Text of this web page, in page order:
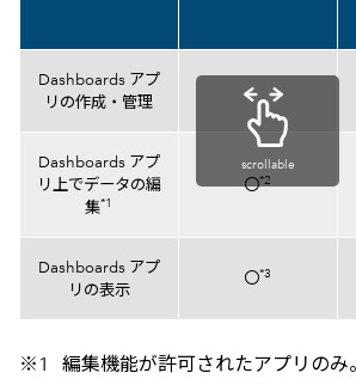
機能比較表
Dashboards アプ
リの作成・管理
Dashboards アプ
リ上でデータの編
集*1
〇*2
Dashboards アプ
リの表示
〇*3
scrollable
編集機能が許可されたアプリのみ。